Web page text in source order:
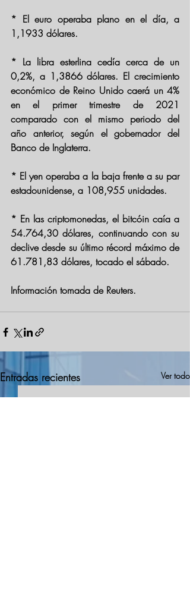
* El euro operaba plano en el día, a
1,1933 dólares.
* La libra esterlina cedía cerca de un
0,2%, a 1,3866 dólares. El crecimiento
económico de Reino Unido caerá un 4%
en el primer trimestre de 2021
comparado con el mismo periodo del
año anterior, según el gobernador del
Banco de Inglaterra.
* El yen operaba a la baja frente a su par
estadounidense, a 108,955 unidades.
* En las criptomonedas, el bitcóin caía a
54.764,30 dólares, continuando con su
declive desde su último récord máximo de
61.781,83 dólares, tocado el sábado.
Información tomada de Reuters.
Entradas recientes Ver todo